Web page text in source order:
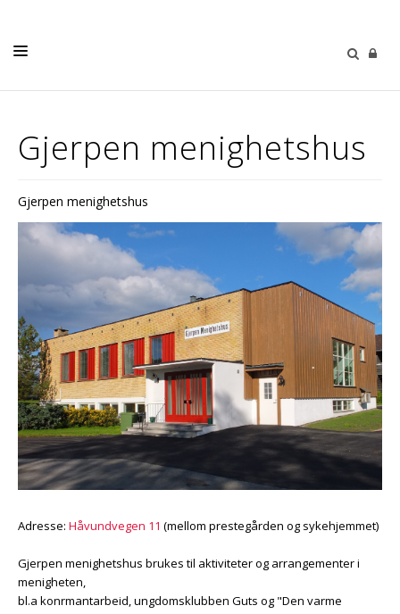
KIRKELIGE HANDLINGER
BARN OG UNGDOM
KIRKEMUSIKK
GIVERTJENESTE
Gjerpen menighetshus
Gjerpen menighetshus
Adresse: Håvundvegen 11 (mellom prestegården og sykehjemmet)
Gjerpen menighetshus brukes til aktiviteter og arrangementer i
menigheten,
bl.a konfirmantarbeid, ungdomsklubben Guts og "Den varme